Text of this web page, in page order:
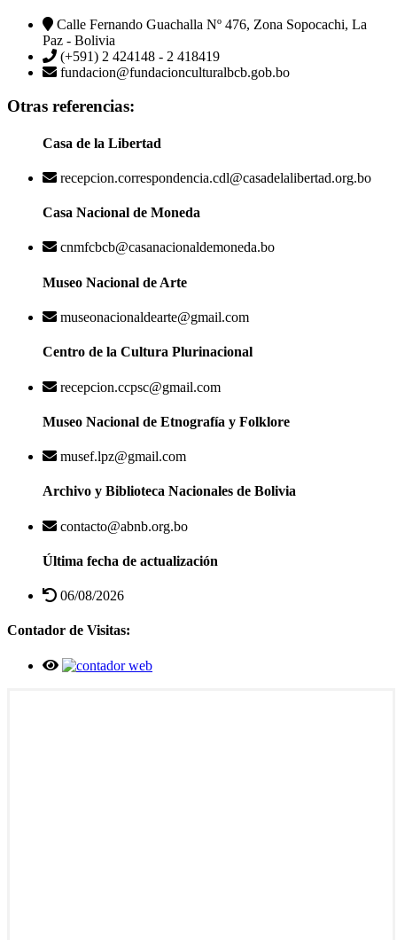
Calle Fernando Guachalla Nº 476, Zona Sopocachi, La
Paz - Bolivia
(+591) 2 424148 - 2 418419
fundacion@fundacionculturalbcb.gob.bo
Otras referencias:
Casa de la Libertad
recepcion.correspondencia.cdl@casadelalibertad.org.bo
Casa Nacional de Moneda
cnmfcbcb@casanacionaldemoneda.bo
Museo Nacional de Arte
museonacionaldearte@gmail.com
Centro de la Cultura Plurinacional
recepcion.ccpsc@gmail.com
Museo Nacional de Etnografía y Folklore
musef.lpz@gmail.com
Archivo y Biblioteca Nacionales de Bolivia
contacto@abnb.org.bo
Última fecha de actualización
06/08/2026
Contador de Visitas: